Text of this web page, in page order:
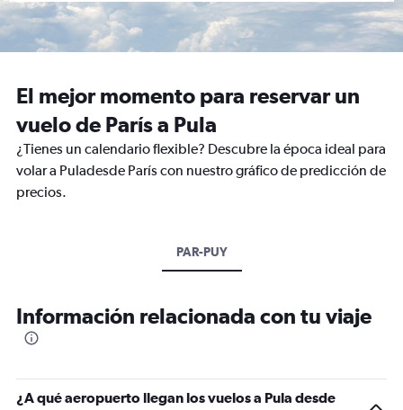
El mejor momento para reservar un
vuelo de París a Pula
¿Tienes un calendario flexible? Descubre la época ideal para
volar a Puladesde París con nuestro gráfico de predicción de
precios.
PAR-PUY
Información relacionada con tu viaje
¿A qué aeropuerto llegan los vuelos a Pula desde